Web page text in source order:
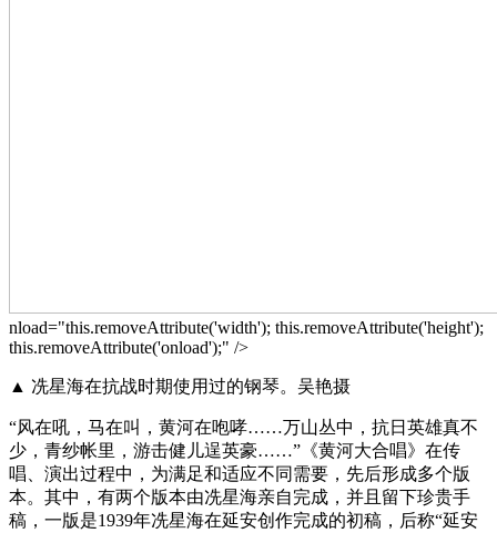
nload="this.removeAttribute('width'); this.removeAttribute('height');
this.removeAttribute('onload');" />
▲ 冼星海在抗战时期使用过的钢琴。吴艳摄
“风在吼，马在叫，黄河在咆哮……万山丛中，抗日英雄真不
少，青纱帐里，游击健儿逞英豪……”《黄河大合唱》在传
唱、演出过程中，为满足和适应不同需要，先后形成多个版
本。其中，有两个版本由冼星海亲自完成，并且留下珍贵手
稿，一版是1939年冼星海在延安创作完成的初稿，后称“延安